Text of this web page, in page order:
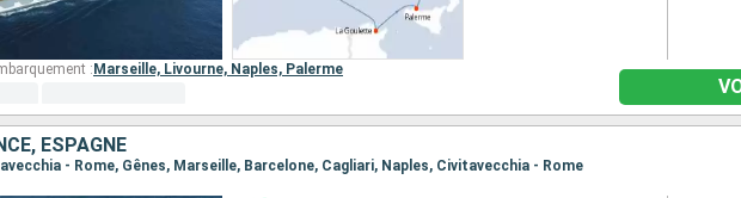
: Marseille, Livourne, Naples, Palerme
ESPAGNE
- Rome, Gênes, Marseille, Barcelone, Cagliari, Naples, Civitavecchia - Rome